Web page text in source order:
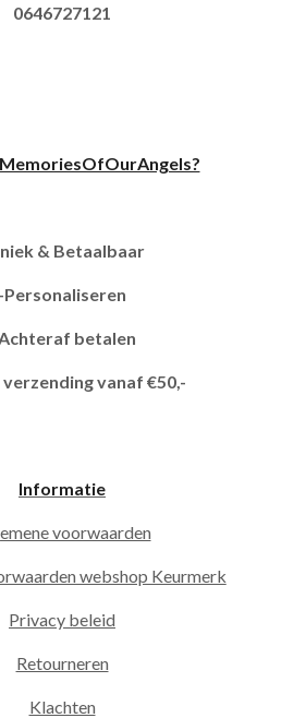
0646727121
& Betaalbaar
-Personaliseren
betalen
vanaf €50,-
Informatie
voorwaarden
webshop Keurmerk
Privacy beleid
Retourneren
Klachten